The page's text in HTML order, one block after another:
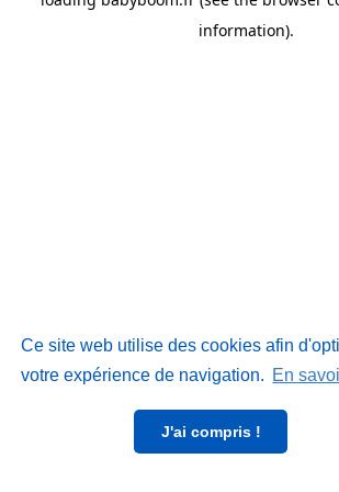
Ce site web utilise des cookies afin
votre expérience de navigation. En
J'ai compris !
information).